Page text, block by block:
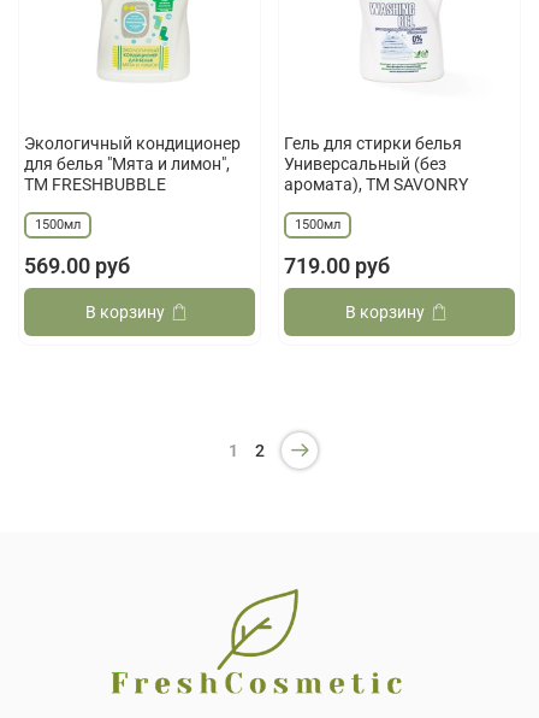
Экологичный кондиционер
для белья "Мята и лимон",
ТМ FRESHBUBBLE
1500мл
569.00 руб
В корзину
Гель для стирки белья
Универсальный (без
аромата), ТМ SAVONRY
1500мл
719.00 руб
В корзину
1 2